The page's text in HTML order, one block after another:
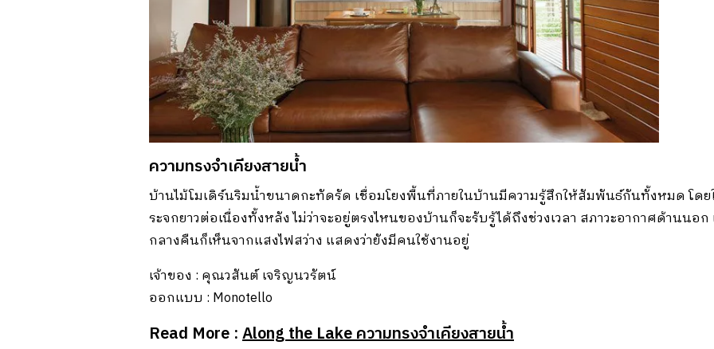
ความทรงจำเคียงสายน้ำ
บ้านไม้โมเดิร์นริมน้ำขนาดกะทัดรัด เชื่อมโยงพื้นที่ภายในบ้านมีความรู้สึกให้สัมพันธ์กันทั้งหมด โด
ระจกยาวต่อเนื่องทั้งหลัง ไม่ว่าจะอยู่ตรงไหนของบ้านก็จะรับรู้ได้ถึงช่วงเวลา สภาวะอากาศด้านน
กลางคืนก็เห็นจากแสงไฟสว่าง แสดงว่ายังมีคนใช้งานอยู่
เจ้าของ : คุณวสันต์ เจริญนวรัตน์
ออกแบบ : Monotello
Read More :Along the Lake ความทรงจำเคียงสายน้ำ